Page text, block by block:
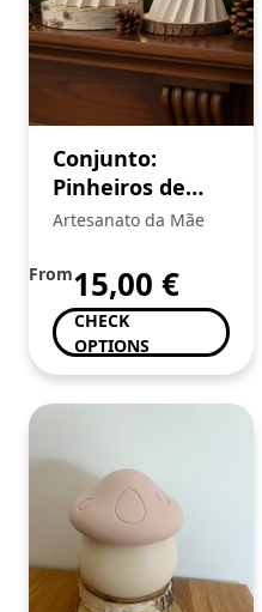
Conjunto:
Pinheiros de
Inverno
Artesanato da Mãe
From15,00 €
CHECK
OPTIONS